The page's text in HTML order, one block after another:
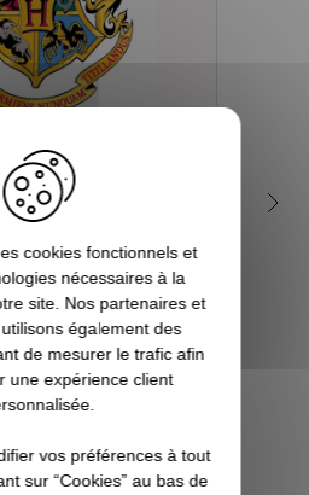
les 4 maisons
Harry Potter ?
l’arrivée du film en 2001,
Potter a conquis la
La Pottermania nous a
touchées. Qui n’a pas
le jour de s...
L'ARTICLE
cookies fonctionnels et
nécessaires à la
site. Nos partenaires et
également des
de mesurer le trafic afin
une expérience client
vos préférences à tout
sur “Cookies” au bas de